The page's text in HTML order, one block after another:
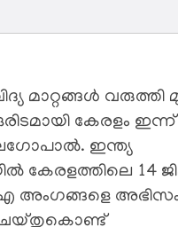
മാറ്റങ്ങൾ വരുത്തി
കേരളം ഇന്ന്
ഇന്ത്യ
14
അംഗങ്ങളെ
ചെയ്തുകൊണ്ട്